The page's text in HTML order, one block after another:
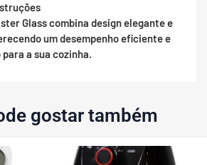
Glass combina design elegante e
um desempenho eficiente e
a sua cozinha.
gostar também